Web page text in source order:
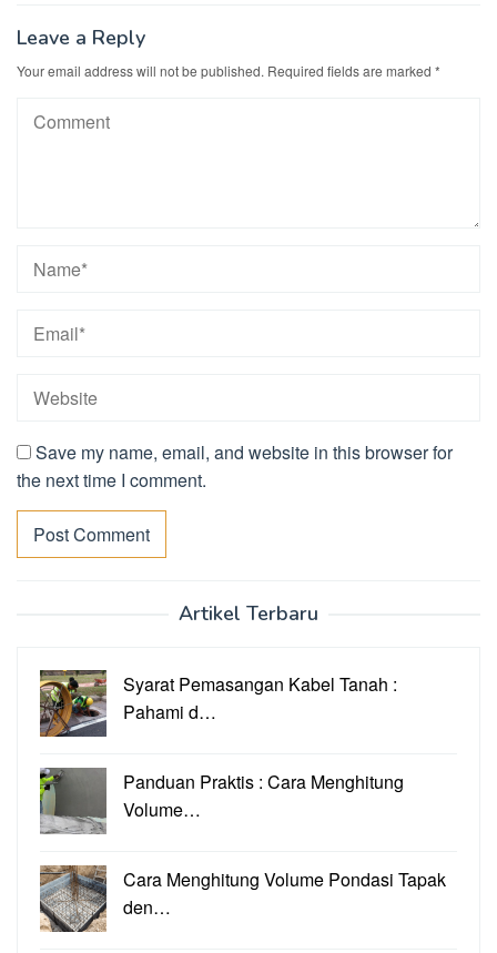
Leave a Reply
Your email address will not be published. Required fields are marked *
Save my name, email, and website in this browser for
the next time I comment.
Artikel Terbaru
Syarat Pemasangan Kabel Tanah :
Pahami d…
Panduan Praktis : Cara Menghitung
Volume…
Cara Menghitung Volume Pondasi Tapak
den…